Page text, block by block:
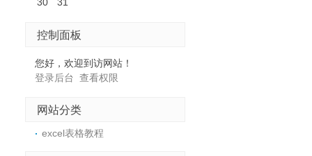
控制面板
您好，欢迎到访网站！
登录后台 查看权限
网站分类
excel表格教程